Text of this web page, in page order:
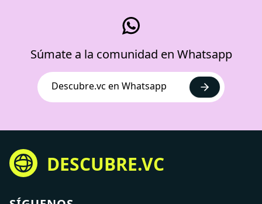
Súmate a la comunidad en Whatsapp
Descubre.vc en Whatsapp
DESCUBRE.VC